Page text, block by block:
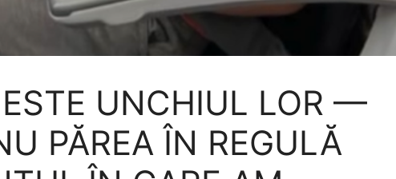
UNCHIUL LOR —
PĂREA ÎN REGULĂ